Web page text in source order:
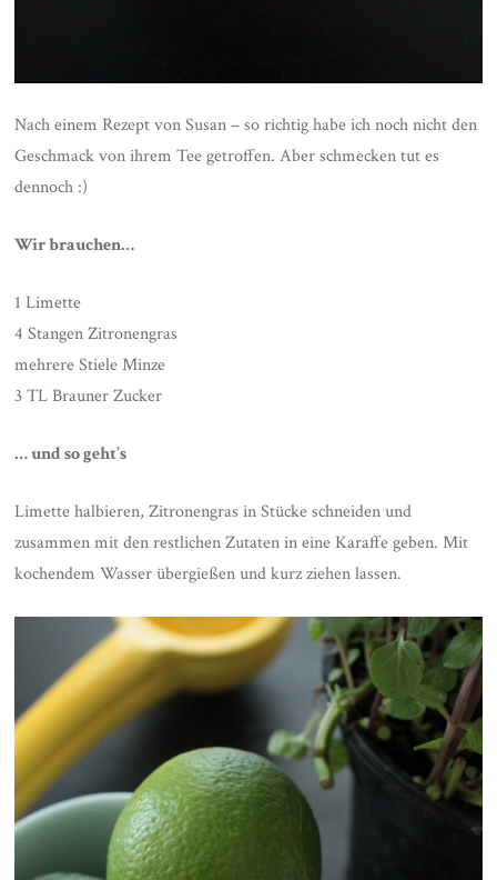
Nach einem Rezept von Susan – so richtig habe ich noch nicht den
Geschmack von ihrem Tee getroffen. Aber schmecken tut es
dennoch :)
Wir brauchen…
1 Limette
4 Stangen Zitronengras
mehrere Stiele Minze
3 TL Brauner Zucker
… und so geht’s
Limette halbieren, Zitronengras in Stücke schneiden und
zusammen mit den restlichen Zutaten in eine Karaffe geben. Mit
kochendem Wasser übergießen und kurz ziehen lassen.